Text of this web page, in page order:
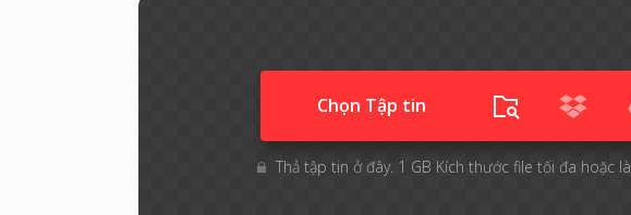
Chọn Tập tin
Thả tập tin ở đây. 1 GB Kích thước file tối đa hoặc là